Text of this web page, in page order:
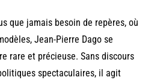
que jamais besoin de repères, où
Jean-Pierre Dago se
rare et précieuse. Sans discours
spectaculaires, il agit